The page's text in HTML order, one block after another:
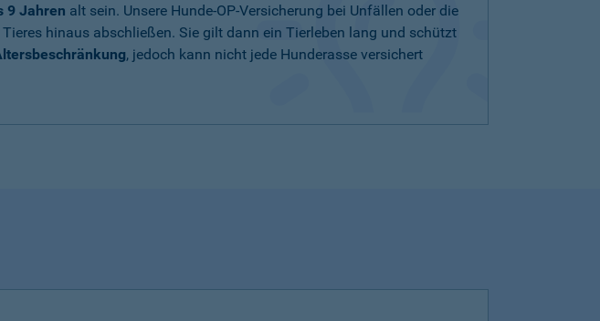
9 Jahren alt sein. Unsere Hunde-OP-Versicherung bei Unfällen oder die
hinaus abschließen. Sie gilt dann ein Tierleben lang und schützt
, jedoch kann nicht jede Hunderasse versichert